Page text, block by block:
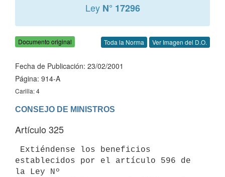
Ley N° 17296
Documento original Toda la Norma Ver Imagen del D.O.
Fecha de Publicación: 23/02/2001
Página: 914-A
Carilla: 4
CONSEJO DE MINISTROS
Artículo 325
establecidos por el artículo 596 de
la Ley Nº